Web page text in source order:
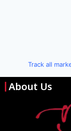
Track all
About Us